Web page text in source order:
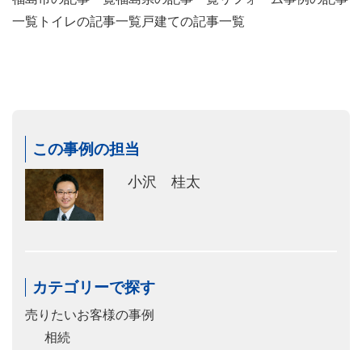
一覧 トイレの記事一覧 戸建ての記事一覧
この事例の担当
小沢 桂太
カテゴリーで探す
売りたいお客様の事例
相続